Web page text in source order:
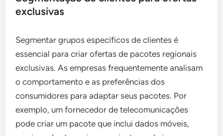
exclusivas
Segmentar grupos específicos de clientes é
essencial para criar ofertas de pacotes regionais
exclusivas. As empresas frequentemente analisam
o comportamento e as preferências dos
consumidores para adaptar seus pacotes. Por
exemplo, um fornecedor de telecomunicações
pode criar um pacote que inclui dados móveis,